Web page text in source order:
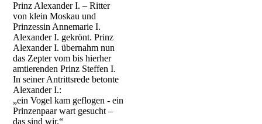
Prinz Alexander I. – Ritter
von klein Moskau und
Prinzessin Annemarie I.
Alexander I. gekrönt. Prinz
Alexander I. übernahm nun
das Zepter vom bis hierher
amtierenden Prinz Steffen I.
In seiner Antrittsrede betonte
Alexander I.:
„ein Vogel kam geflogen - ein
Prinzenpaar wart gesucht –
das sind wir.“